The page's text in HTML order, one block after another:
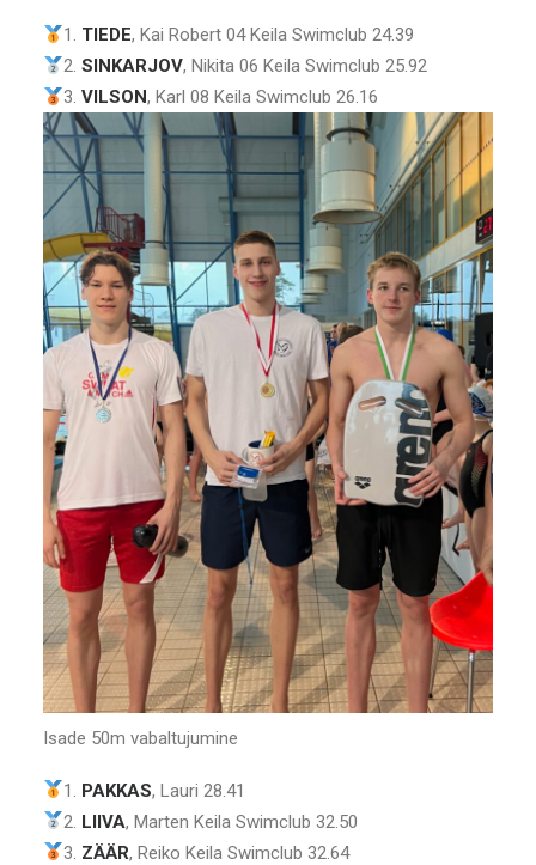
1. TIEDE, Kai Robert 04 Keila Swimclub 24.39
2.SINKARJOV, Nikita 06 Keila Swimclub 25.92
3.VILSON, Karl 08 Keila Swimclub 26.16
Isade 50m vabaltujumine
1. PAKKAS, Lauri 28.41
2. LIIVA, Marten Keila Swimclub 32.50
3. ZÄÄR, Reiko Keila Swimclub 32.64